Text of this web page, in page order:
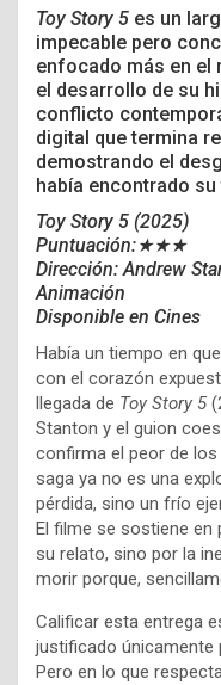
Toy Story 5 es un
impecable pero
enfocado más en el
el desarrollo de su
conflicto
digital que termina
demostrando el
había encontrado
Toy Story 5 (2025)
Puntuación:★★★
Dirección: Andrew
Animación
Disponible en Cines
Había un tiempo en
con el corazón
llegada de Toy Story 5
Stanton y el guion
confirma el peor de
saga ya no es una
pérdida, sino un frío
El filme se sostiene en
su relato, sino por la
morir porque,
Calificar esta entrega
justificado únicamente
Pero en lo que